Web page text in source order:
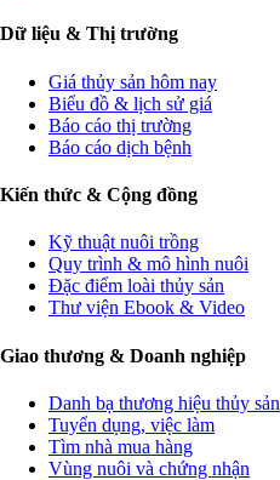
Dữ liệu & Thị trường
Giá thủy sản hôm nay
Biểu đồ & lịch sử giá
Báo cáo thị trường
Báo cáo dịch bệnh
Kiến thức & Cộng đồng
Kỹ thuật nuôi trồng
Quy trình & mô hình nuôi
Đặc điểm loài thủy sản
Thư viện Ebook & Video
Giao thương & Doanh nghiệp
Danh bạ thương hiệu thủy sản
Tuyển dụng, việc làm
Tìm nhà mua hàng
Vùng nuôi và chứng nhận